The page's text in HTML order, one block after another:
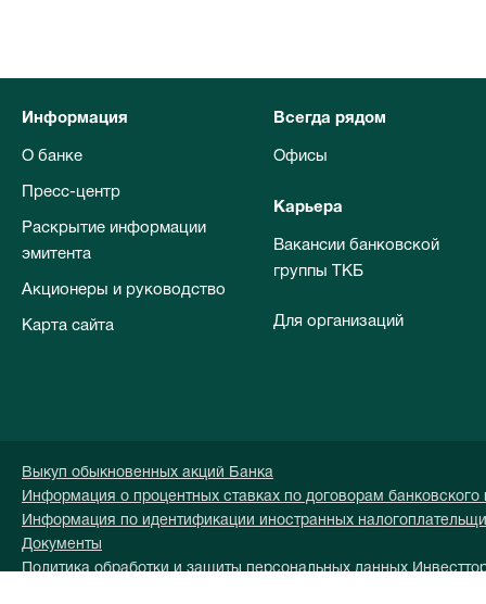
Информация
О банке
Пресс-центр
Раскрытие информации
эмитента
Акционеры и руководство
Карта сайта
Всегда рядом
Офисы
Карьера
Вакансии банковской
группы ТКБ
Для организаций
Выкуп обыкновенных акций Банка
Информация о процентных ставках по договорам
Информация по идентификации иностранных
Документы
Политика обработки и защиты персональных данных